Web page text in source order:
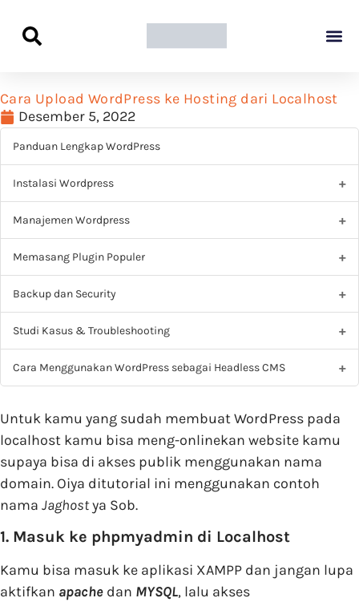
Cara Upload WordPress ke Hosting dari Localhost
Desember 5, 2022
Panduan Lengkap WordPress
Instalasi Wordpress
Manajemen Wordpress
Memasang Plugin Populer
Backup dan Security
Studi Kasus & Troubleshooting
Cara Menggunakan WordPress sebagai Headless CMS
Untuk kamu yang sudah membuat WordPress pada
localhost kamu bisa meng-onlinekan website kamu
supaya bisa di akses publik menggunakan nama
domain. Oiya ditutorial ini menggunakan contoh
nama Jaghostya Sob.
1. Masuk ke phpmyadmin di Localhost
Kamu bisa masuk ke aplikasi XAMPP dan jangan lupa
aktifkan apache dan MYSQL, lalu akses